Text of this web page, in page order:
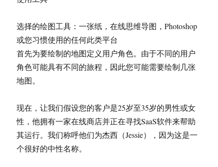
选择的绘图工具：一张纸，在线思维导图，Photoshop
或您习惯使用的任何此类平台
首先为要绘制的地图定义用户角色。由于不同的用户
角色可能具有不同的旅程，因此您可能需要绘制几张
地图。
现在，让我们假设您的客户是25岁至35岁的男性或女
性，他拥有一家在线商店并正在寻找SaaS软件来帮助
其运行。我们称呼他们为杰西（Jessie），因为这是一
个很好的中性名称。